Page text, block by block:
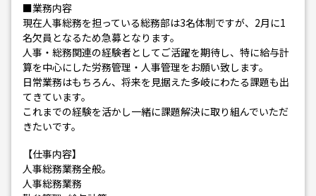
■業務内容
現在人事総務を担っている総務部は3名体制ですが、2月に1
名欠員となるため急募となります。
人事・総務関連の経験者としてご活躍を期待し、特に給与計
算を中心にした労務管理・人事管理をお願い致します。
日常業務はもちろん、将来を見据えた多岐にわたる課題も出
てきています。
これまでの経験を活かし一緒に課題解決に取り組んでいただ
きたいです。
【仕事内容】
人事総務業務全般。
人事総務業務